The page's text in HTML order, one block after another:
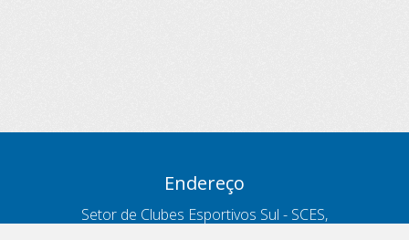
Endereço
Setor de Clubes Esportivos Sul - SCES,